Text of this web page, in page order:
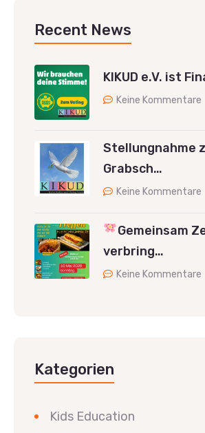
Recent News
KIKUD e.V. ist
Keine Kommentare
Stellungnahme
Grabsch…
Keine Kommentare
Gemeinsam
verbring…
Keine Kommentare
Kategorien
Kids Education